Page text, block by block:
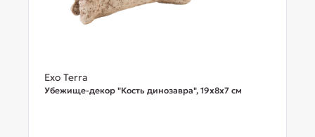
Exo Terra
Убежище-декор "Кость динозавра", 19х8х7 см